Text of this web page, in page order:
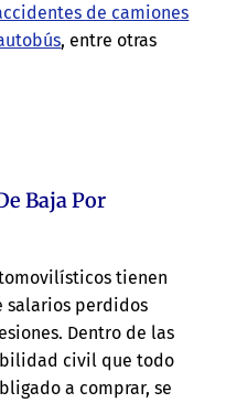
de camiones
, entre otras
Baja Por
tienen
salarios perdidos
Dentro de las
civil que todo
a comprar, se